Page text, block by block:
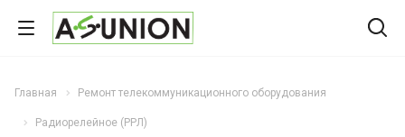
Главная Ремонт телекоммуникационного оборудования
Радиорелейное (РРЛ)